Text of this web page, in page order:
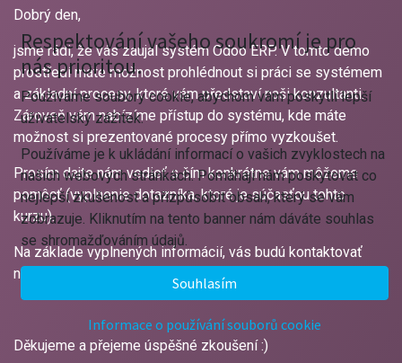
Dobrý den,
jsme rádi, že vás zaujal systém Odoo ERP. V tomto demo
prostředí máte možnost prohlédnout si práci se systémem
a základní procesy, které vám představí naši konzultanti.
Zároveň vám nabízíme přístup do systému, kde máte
možnost si prezentované procesy přímo vyzkoušet.
Prosím dajte nám vedieť s čím konkrétne vám môžeme
pomôcť (vyplnenie dotazníka, ktoré je súčasťou tohto
kurzu).
Na základe vyplnených informácií, vás budú kontaktovať
naši kolegovia a dohodnú s vami ďalší postup.
Děkujeme a přejeme úspěšné zkoušení :)
Respektování vašeho soukromí je pro
nás prioritou.
Používáme soubory cookie, abychom vám poskytli lepší
uživatelský zážitek.
Používáme je k ukládání informací o vašich zvyklostech na
našich webových stránkách. Pomáhají nám poskytovat co
nejlepší zkušenost a přizpůsobit obsah, který se vám
zobrazuje. Kliknutím na tento banner nám dáváte souhlas
se shromažďováním údajů.
Souhlasím
Informace o používání souborů cookie